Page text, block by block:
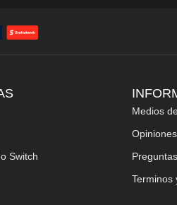
Switch
Medios
Opiniones
Terminos